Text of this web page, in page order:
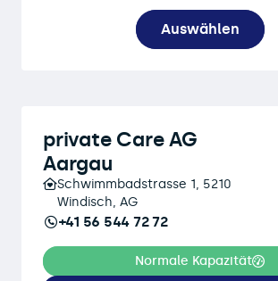
Auswählen
private Care AG
Aargau
Schwimmbadstrasse 1, 5210
Windisch, AG
+41 56 544 72 72
Normale Kapazität